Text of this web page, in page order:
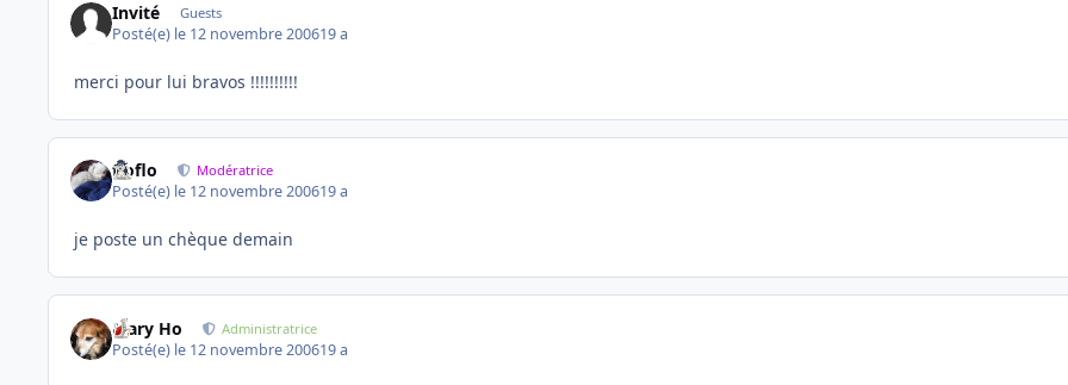
Invité Guests
Posté(e) le 12 novembre 200619 a
merci pour lui bravos !!!!!!!!!!
floflo Modératrice
Posté(e) le 12 novembre 200619 a
je poste un chèque demain
Mary Ho Administratrice
Posté(e) le 12 novembre 200619 a